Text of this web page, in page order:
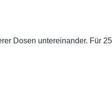
Dosen untereinander. Für